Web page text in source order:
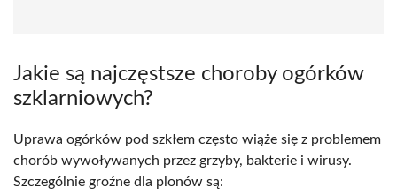
Jakie są najczęstsze choroby ogórków
szklarniowych?
Uprawa ogórków pod szkłem często wiąże się z problemem
chorób wywoływanych przez grzyby, bakterie i wirusy.
Szczególnie groźne dla plonów są: